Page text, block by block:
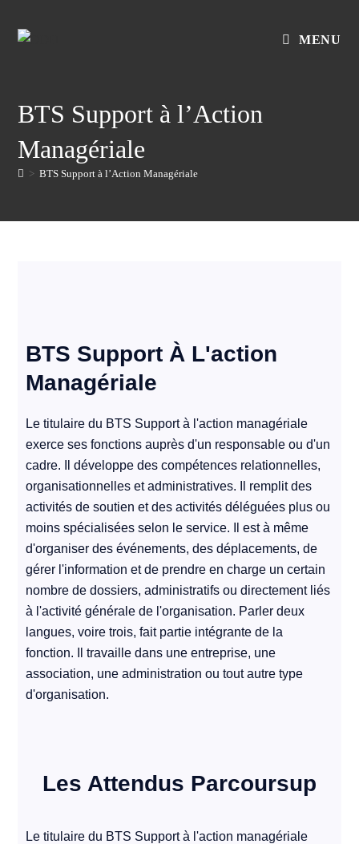
MENU
BTS Support à l’Action
Managériale
> BTS Support à l’Action Managériale
BTS Support À L'action
Managériale
Le titulaire du BTS Support à l'action managériale
exerce ses fonctions auprès d'un responsable ou d'un
cadre. Il développe des compétences relationnelles,
organisationnelles et administratives. Il remplit des
activités de soutien et des activités déléguées plus ou
moins spécialisées selon le service. Il est à même
d'organiser des événements, des déplacements, de
gérer l'information et de prendre en charge un certain
nombre de dossiers, administratifs ou directement liés
à l'activité générale de l'organisation. Parler deux
langues, voire trois, fait partie intégrante de la
fonction. Il travaille dans une entreprise, une
association, une administration ou tout autre type
d'organisation.
Les Attendus Parcoursup
Le titulaire du BTS Support à l'action managériale